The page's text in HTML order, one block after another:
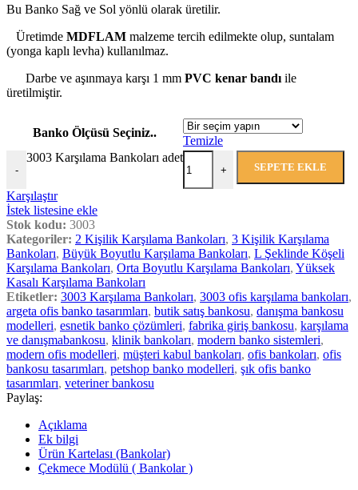
Bu Banko Sağ ve Sol yönlü olarak üretilir.
Üretimde MDFLAM malzeme tercih edilmekte olup, suntalam
(yonga kaplı levha) kullanılmaz.
Darbe ve aşınmaya karşı 1 mm PVC kenar bandı ile
üretilmiştir.
Banko Ölçüsü Seçiniz..
Temizle
-
3003 Karşılama Bankoları adet
+ SEPETE EKLE
Karşılaştır
İstek listesine ekle
Stok kodu: 3003
Kategoriler: 2 Kişilik Karşılama Bankoları, 3 Kişilik Karşılama
Bankoları, Büyük Boyutlu Karşılama Bankoları, L Şeklinde Köşeli
Karşılama Bankoları, Orta Boyutlu Karşılama Bankoları, Yüksek
Kasalı Karşılama Bankoları
Etiketler: 3003 Karşılama Bankoları, 3003 ofis karşılama bankoları,
argeta ofis banko tasarımları, butik satış bankosu, danışma bankosu
modelleri, esnetik banko çözümleri, fabrika giriş bankosu, karşılama
ve danışmabankosu, klinik bankoları, modern banko sistemleri,
modern ofis modelleri, müşteri kabul bankoları, ofis bankoları, ofis
bankosu tasarımları, petshop banko modelleri, şık ofis banko
tasarımları, veteriner bankosu
Paylaş:
Açıklama
Ek bilgi
Ürün Kartelası (Bankolar)
Çekmece Modülü ( Bankolar )